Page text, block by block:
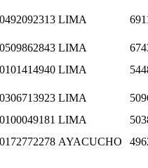
LIMA
LIMA
LIMA
LIMA
LIMA
AYACUCHO